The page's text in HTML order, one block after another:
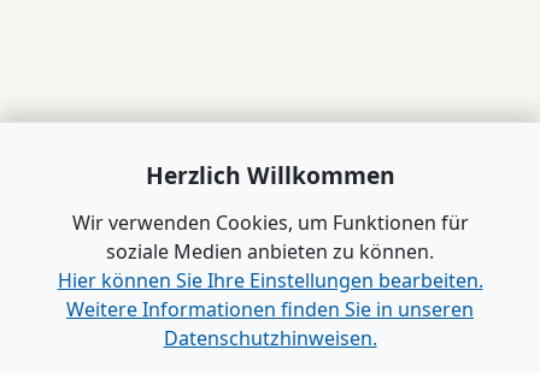
Herzlich Willkommen
Wir verwenden Cookies, um Funktionen für
soziale Medien anbieten zu können.
Hier können Sie Ihre Einstellungen bearbeiten.
Weitere Informationen finden Sie in unseren
Datenschutzhinweisen.